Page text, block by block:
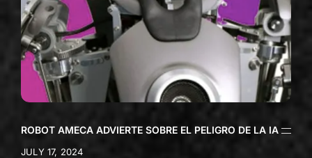
ROBOT AMECA ADVIERTE SOBRE EL PELIGRO DE LA IA
JULY 17, 2024